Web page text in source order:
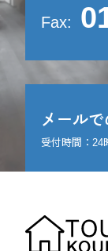
Fax:
メール
受付時間：24